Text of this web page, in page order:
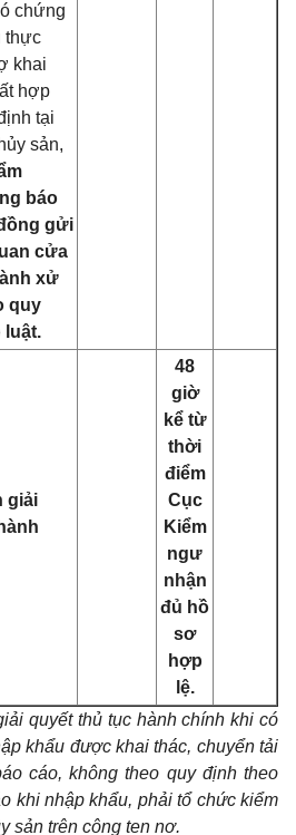
chứng
thực
khai
hợp
tại
sản,
báo
gửi
cửa
xử
quy
luật.
giải
48
giờ
kể từ
thời
điểm
Cục
Kiểm
ngư
nhận
đủ hồ
sơ
hợp
lệ.
quyết thủ tục hành chính khi có
khẩu được khai thác, chuyển tải
cáo, không theo quy định theo
khi nhập khẩu, phải tổ chức kiểm
sản trên công ten nơ.